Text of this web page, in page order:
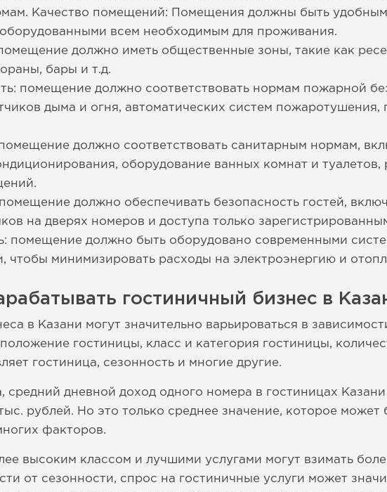
Качество помещений: Помещения должны быть
всем необходимым для проживания.
должно иметь общественные зоны, такие как
бары и т.д.
помещение должно соответствовать нормам пожарной
дыма и огня, автоматических систем
должно соответствовать санитарным нормам,
оборудование ванных комнат и туалетов,
должно обеспечивать безопасность гостей,
на дверях номеров и доступа только
помещение должно быть оборудовано современными
чтобы минимизировать расходы на электроэнергию и
гостиничный бизнес в
в Казани могут значительно варьироваться в
гостиницы, класс и категория гостиницы,
гостиница, сезонность и многие другие.
средний дневной доход одного номера в гостиницах
рублей. Но это только среднее значение, которое может
факторов.
высоким классом и лучшими услугами могут взимать
от сезонности, спрос на гостиничные услуги может